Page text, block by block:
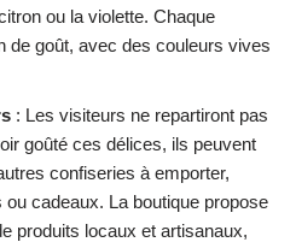
ou la violette. Chaque
de goût, avec des couleurs vives
: Les visiteurs ne repartiront pas
goûté ces délices, ils peuvent
confiseries à emporter,
cadeaux. La boutique propose
produits locaux et artisanaux,